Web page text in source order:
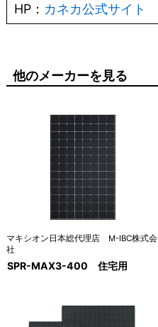
HP： カネカ公式サイト
他のメーカーを見る
マキシオン日本総代理店 M-IBC株式会
社
SPR-MAX3-400 住宅用